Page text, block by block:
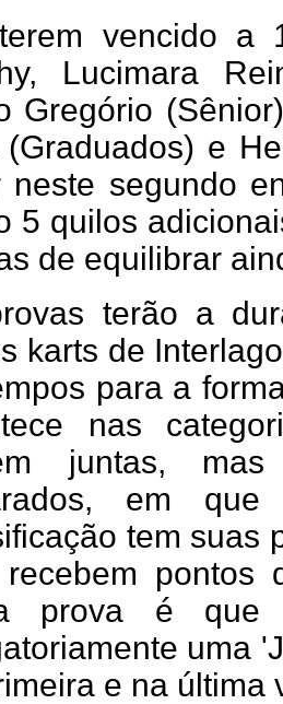
vencido a
Lucimara
Gregório
(Graduados) e
neste segundo
5 quilos
de equilibrar
terão a
karts de
para a
nas
juntas,
em
tem suas
pontos
prova é que
uma
e na última